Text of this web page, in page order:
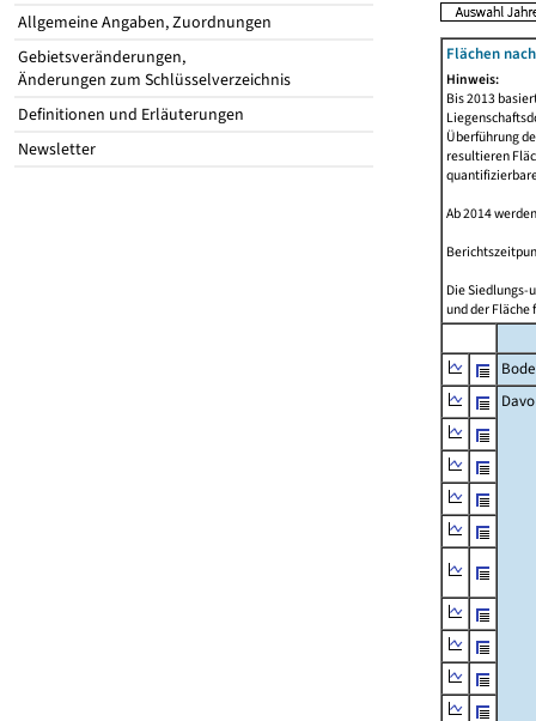
Allgemeine Angaben, Zuordnungen
Gebietsveränderungen,
Änderungen zum Schlüsselverzeichnis
Definitionen und Erläuterungen
Newsletter
Flächen
Hinweis:
Bis 2013
Überführung
resultieren
Ab 2014
Die Siedlungs-
und der Fläche